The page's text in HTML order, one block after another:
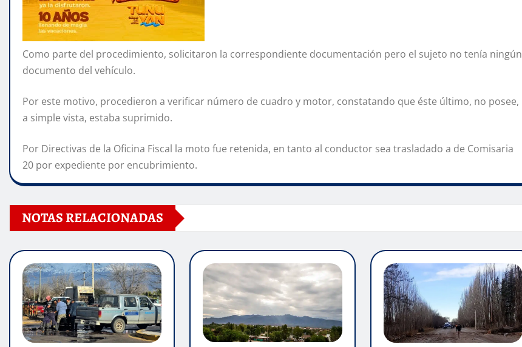
Como parte del procedimiento, solicitaron la correspondiente documentación pero el sujeto no tenía ningún
documento del vehículo.
Por este motivo, procedieron a verificar número de cuadro y motor, constatando que éste último, no posee,
a simple vista, estaba suprimido.
Por Directivas de la Oficina Fiscal la moto fue retenida, en tanto al conductor sea trasladado a de Comisaria
20 por expediente por encubrimiento.
NOTAS RELACIONADAS